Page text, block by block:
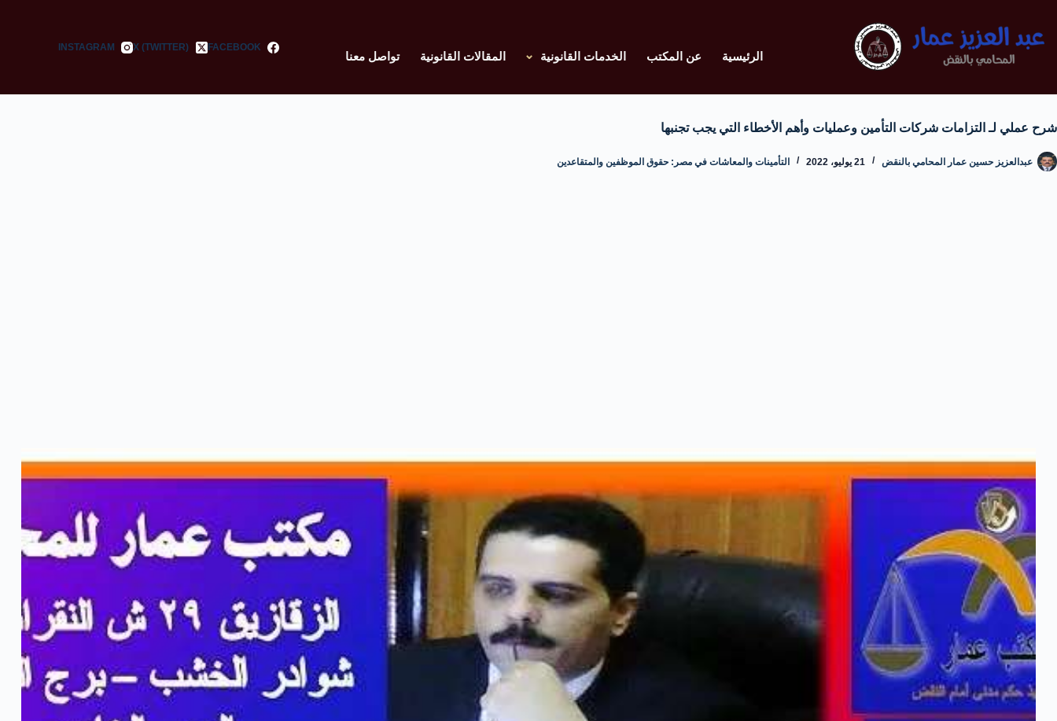
الرئيسية عن المكتب الخدمات القانونية المقالات القانونية تواصل معنا
FACEBOOK
X (TWITTER)
INSTAGRAM
شرح عملي لـ التزامات شركات التأمين وعمليات وأهم الأخطاء التي يجب تجنبها
عبدالعزيز حسين عمار المحامي بالنقض 21 يوليو، 2022 التأمينات والمعاشات في مصر: حقوق الموظفين والمتقاعدين